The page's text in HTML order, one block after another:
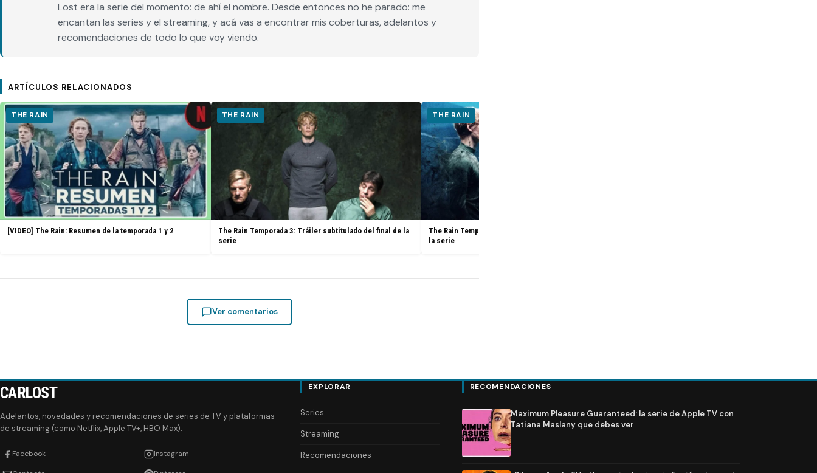
Lost era la serie del momento: de ahí el nombre. Desde entonces no he parado: me
encantan las series y el streaming, y acá vas a encontrar mis coberturas, adelantos y
recomendaciones de todo lo que voy viendo.
ARTÍCULOS RELACIONADOS
THE RAIN
[VIDEO] The Rain: Resumen de la temporada 1 y 2
THE RAIN
The Rain Temporada 3: Tráiler subtitulado del final de la
serie
THE RAIN
The Rain Temporada 3: Pósters de la temporada final de
la serie
Ver comentarios
CARLOST
Adelantos, novedades y recomendaciones de series de TV y plataformas
de streaming (como Netflix, Apple TV+, HBO Max).
Facebook Instagram
EXPLORAR
Series
Streaming
Recomendaciones
RECOMENDACIONES
Maximum Pleasure Guaranteed: la serie de Apple TV con
Tatiana Maslany que debes ver